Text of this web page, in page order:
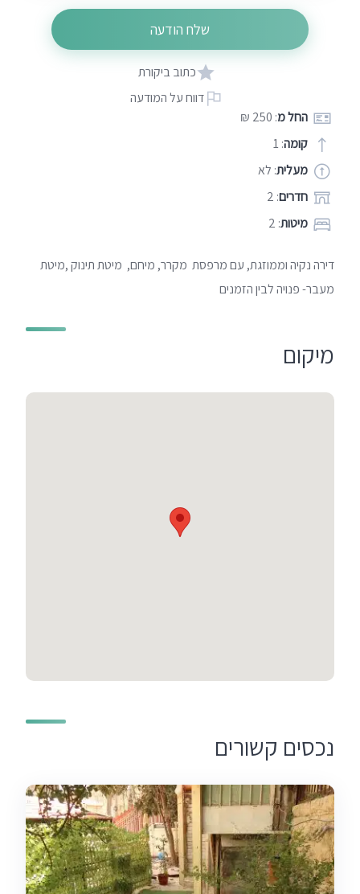
החל מ: 250 ₪
קומה: 1
מעלית: לא
חדרים: 2
מיטות: 2
דירה נקיה וממוזגת, עם מרפסת מקרר, מיחם, מיטת תינוק ,מיטת
מעבר- פנויה לבין הזמנים
מיקום
שלח הודעה
כתוב ביקורת
דווח על המודעה
נכסים קשורים